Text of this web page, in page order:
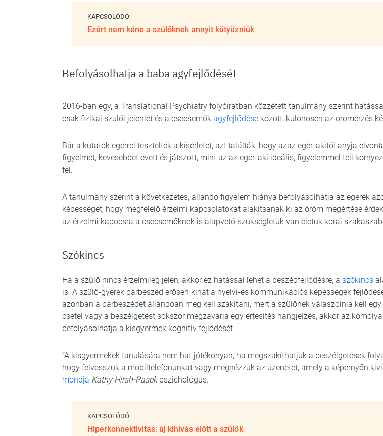
KAPCSOLÓDÓ:
Ezért nem kéne a szülőknek annyit kütyüzniük
Befolyásolhatja a baba agyfejlődését
2016-ban egy, a Translational Psychiatry folyóiratban közzétett tanulmány szerint
csak fizikai szülői jelenlét és a csecsemők agyfejlődése között, különösen az örömérzés
Bár a kutatók egérrel tesztelték a kísérletet, azt találták, hogy azaz egér, akitől anyja
figyelmét, kevesebbet evett és játszott, mint az az egér, aki ideális, figyelemmel teli
fel.
A tanulmány szerint a következetes, állandó figyelem hiánya befolyásolhatja az egerek
képességét, hogy megfelelő érzelmi kapcsolatokat alakítsanak ki az öröm megértése
az érzelmi kapocsra a csecsemőknek is alapvető szükségletük van életük korai
Szókincs
Ha a szülő nincs érzelmileg jelen, akkor ez hatással lehet a beszédfejlődésre, a szókincs
is. A szülő-gyerek párbeszéd erősen kihat a nyelvi-és kommunikációs képességek
azonban a párbeszédet állandóan meg kell szakítani, mert a szülőnek válaszolnia kell egy
csetel vagy a beszélgetést sokszor megzavarja egy értesítés hangjelzés, akkor az
befolyásolhatja a kisgyermek kognitív fejlődését.
“A kisgyermekek tanulására nem hat jótékonyan, ha megszakíthatjuk a beszélgetések
hogy felvesszük a mobiltelefonunkat vagy megnézzük az üzenetet, amely a képernyőn
mondja Kathy Hirsh-Pasekpszichológus.
KAPCSOLÓDÓ:
Hiperkonnektivitás: új kihívás előtt a szülők